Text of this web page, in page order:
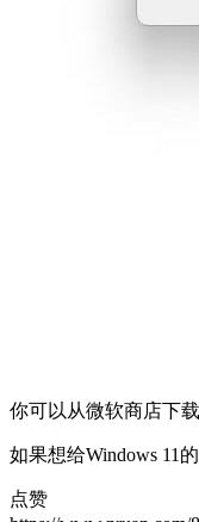
你可以从微软商店下
如果想给Windows 11
点赞